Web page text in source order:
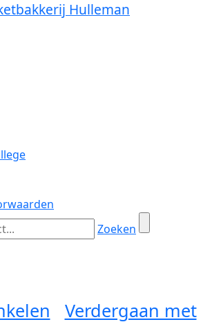
Hulleman
Zoeken
Verdergaan met